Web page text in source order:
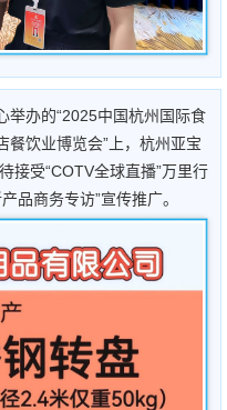
举办的“2025中国杭州国际食
餐饮业博览会”上，杭州亚宝
接受“COTV全球直播”万里行
品商务专访”宣传推广。